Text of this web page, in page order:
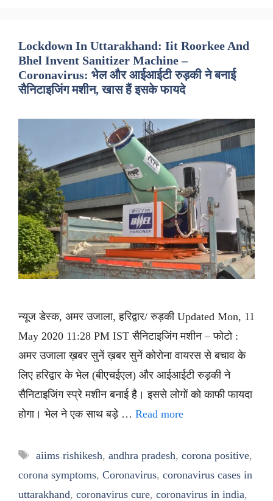
Lockdown In Uttarakhand: Iit Roorkee And
Bhel Invent Sanitizer Machine –
Coronavirus: भेल और आईआईटी रुड़की ने बनाई
सैनिटाइजिंग मशीन, खास हैं इसके फायदे
न्यूज डेस्क, अमर उजाला, हरिद्वार/ रुड़की Updated Mon, 11
May 2020 11:28 PM IST सैनिटाइजिंग मशीन – फोटो :
अमर उजाला ख़बर सुनें ख़बर सुनें कोरोना वायरस से बचाव के
लिए हरिद्वार के भेल (बीएचईएल) और आईआईटी रुड़की ने
सैनिटाइजिंग स्प्रे मशीन बनाई है। इससे लोगों को काफी फायदा
होगा। भेल ने एक साथ बड़े … Read more
Tags
aiims rishikesh, andhra pradesh, corona positive,
corona symptoms, Coronavirus, coronavirus cases in
uttarakhand, coronavirus cure, coronavirus in india,